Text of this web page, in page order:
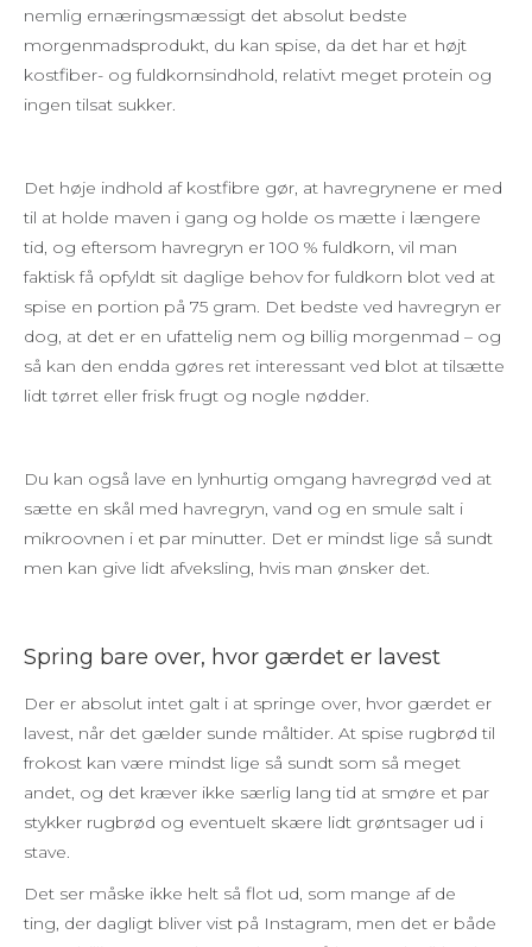
nemlig ernæringsmæssigt det absolut bedste
morgenmadsprodukt, du kan spise, da det har et højt
kostfiber- og fuldkornsindhold, relativt meget protein og
ingen tilsat sukker.
Det høje indhold af kostfibre gør, at havregrynene er med
til at holde maven i gang og holde os mætte i længere
tid, og eftersom havregryn er 100 % fuldkorn, vil man
faktisk få opfyldt sit daglige behov for fuldkorn blot ved at
spise en portion på 75 gram. Det bedste ved havregryn er
dog, at det er en ufattelig nem og billig morgenmad – og
så kan den endda gøres ret interessant ved blot at tilsætte
lidt tørret eller frisk frugt og nogle nødder.
Du kan også lave en lynhurtig omgang havregrød ved at
sætte en skål med havregryn, vand og en smule salt i
mikroovnen i et par minutter. Det er mindst lige så sundt
men kan give lidt afveksling, hvis man ønsker det.
Spring bare over, hvor gærdet er lavest
Der er absolut intet galt i at springe over, hvor gærdet er
lavest, når det gælder sunde måltider. At spise rugbrød til
frokost kan være mindst lige så sundt som så meget
andet, og det kræver ikke særlig lang tid at smøre et par
stykker rugbrød og eventuelt skære lidt grøntsager ud i
stave.
Det ser måske ikke helt så flot ud, som mange af de
ting, der dagligt bliver vist på Instagram, men det er både